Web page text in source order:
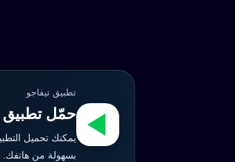
تطبيق تيفاجو
حمّل تطبيق Tefagoo Pro الآن
يمكنك تحميل
بسهولة من هاتفك.